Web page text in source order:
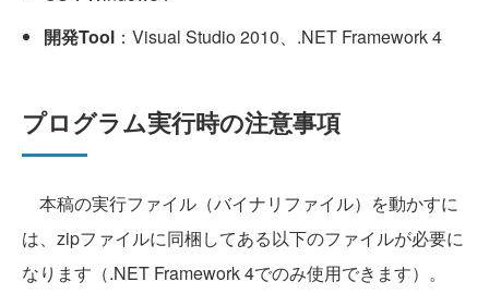
開発Tool ：Visual Studio 2010、.NET Framework 4
プログラム実行時の注意事項
本稿の実行ファイル（バイナリファイル）を動かすに
は、zipファイルに同梱してある以下のファイルが必要に
なります（.NET Framework 4でのみ使用できます）。